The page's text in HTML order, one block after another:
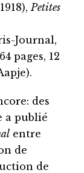
Petites
Journal,
pages, 12
des
a publié
entre
de
de